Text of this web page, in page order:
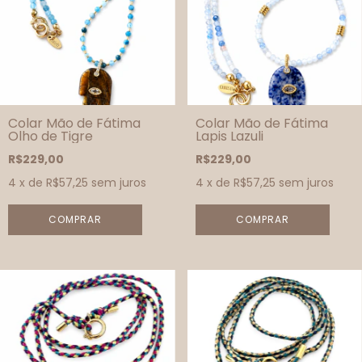
Colar Mão de Fátima
Olho de Tigre
R$229,00
4 x de R$57,25 sem juros
Colar Mão de Fátima
Lapis Lazuli
R$229,00
4 x de R$57,25 sem juros